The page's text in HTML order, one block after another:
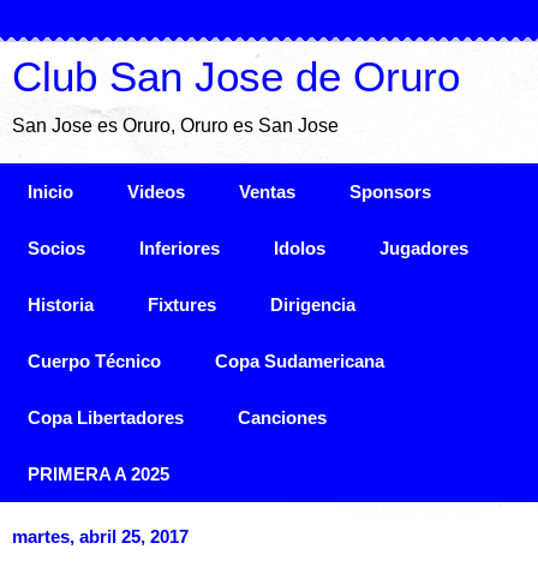
Club San Jose de Oruro
San Jose es Oruro, Oruro es San Jose
Inicio Videos Ventas Sponsors
Socios Inferiores Idolos Jugadores
Historia Fixtures Dirigencia
Cuerpo Técnico Copa Sudamericana
Copa Libertadores Canciones
PRIMERA A 2025
martes, abril 25, 2017